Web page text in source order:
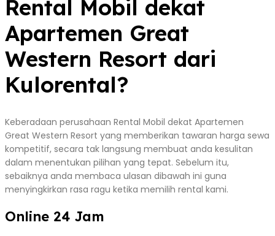
Rental Mobil dekat
Apartemen Great
Western Resort dari
Kulorental?
Keberadaan perusahaan Rental Mobil dekat Apartemen
Great Western Resort yang memberikan tawaran harga sewa
kompetitif, secara tak langsung membuat anda kesulitan
dalam menentukan pilihan yang tepat. Sebelum itu,
sebaiknya anda membaca ulasan dibawah ini guna
menyingkirkan rasa ragu ketika memilih rental kami.
Online 24 Jam